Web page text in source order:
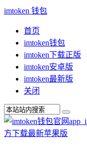
imtoken 钱包
首页
imtoken钱包
imtoken下载正版
imtoken安卓版
imtoken最新版
关闭